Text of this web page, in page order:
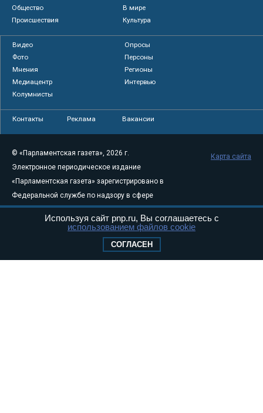
Общество
В мире
Происшествия
Культура
Видео
Опросы
Фото
Персоны
Мнения
Регионы
Медиацентр
Интервью
Колумнисты
Контакты Реклама Вакансии
© «Парламентская газета», 2026 г.
Электронное периодическое издание
«Парламентская газета» зарегистрировано в
Федеральной службе по надзору в сфере
связи, информационных технологий и
массовых коммуникаций (Роскомнадзор) 05
Свидетельство о регистрации Эл № ФС77-
Карта сайта
Используя сайт pnp.ru, Вы соглашаетесь с
использованием файлов cookie
СОГЛАСЕН